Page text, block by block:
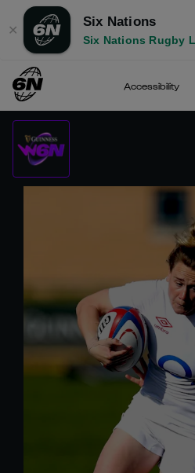
✕
Six Nations
Six Nations Rugby
Accessibility